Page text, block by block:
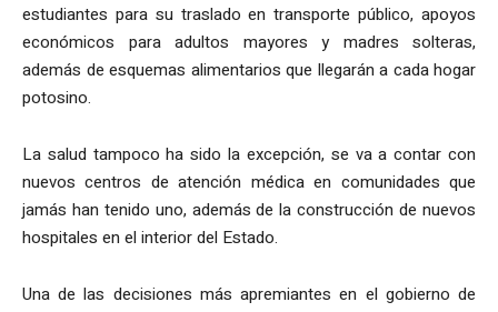
estudiantes para su traslado en transporte público, apoyos
económicos para adultos mayores y madres solteras,
además de esquemas alimentarios que llegarán a cada hogar
potosino.
La salud tampoco ha sido la excepción, se va a contar con
nuevos centros de atención médica en comunidades que
jamás han tenido uno, además de la construcción de nuevos
hospitales en el interior del Estado.
Una de las decisiones más apremiantes en el gobierno de